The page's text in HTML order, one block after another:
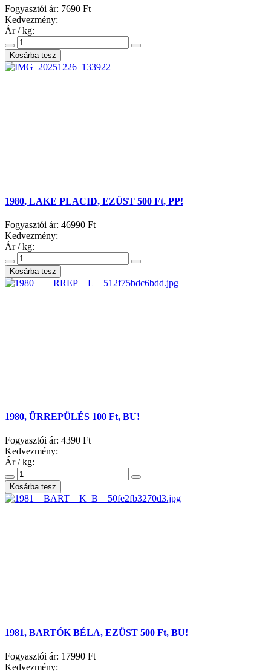
Fogyasztói ár: 7690 Ft
Kedvezmény:
Ár / kg:
1980, LAKE PLACID, EZÜST 500 Ft, PP!
Fogyasztói ár: 46990 Ft
Kedvezmény:
Ár / kg:
1980, ŰRREPÜLÉS 100 Ft, BU!
Fogyasztói ár: 4390 Ft
Kedvezmény:
Ár / kg:
1981, BARTÓK BÉLA, EZÜST 500 Ft, BU!
Fogyasztói ár: 17990 Ft
Kedvezmény: